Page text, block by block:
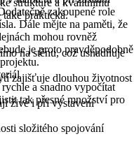
zakoupené role
Dále mějte na paměti, že
mohou rovněž
je proto pravděpodobně
a snadno vypočítat
tak přesné množství pro
struktuře a kvalitnímu
také praktická.
na stěnu, což usnadňuje
zajišťuje dlouhou životnost
živé i při vystavení
složitého spojování